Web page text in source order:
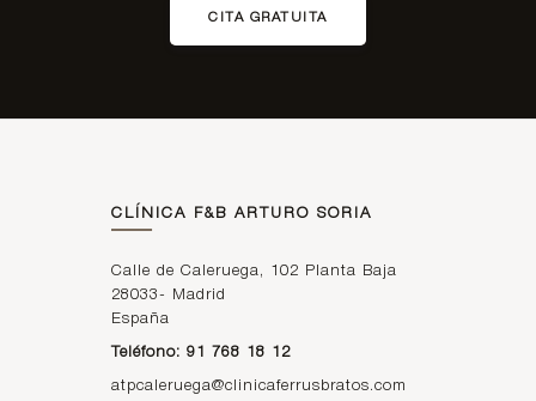
CITA GRATUITA
CLÍNICA F&B ARTURO SORIA
Calle de Caleruega, 102 Planta Baja
28033-
Madrid
España
Teléfono: 91 768 18 12
atpcaleruega@clinicaferrusbratos.com